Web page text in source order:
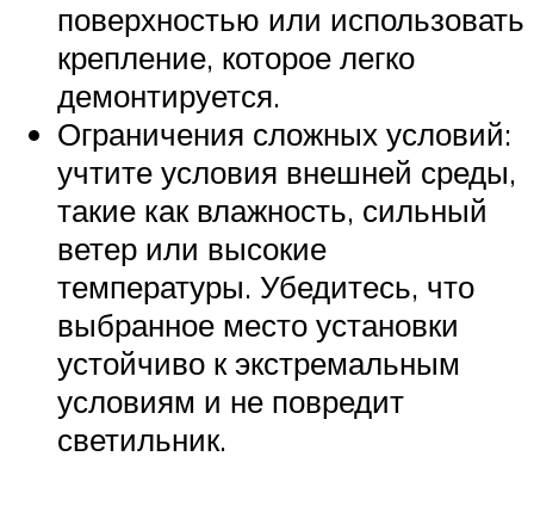
поверхностью или использовать
крепление, которое легко
демонтируется.
Ограничения сложных условий:
учтите условия внешней среды,
такие как влажность, сильный
ветер или высокие
температуры. Убедитесь, что
выбранное место установки
устойчиво к экстремальным
условиям и не повредит
светильник.